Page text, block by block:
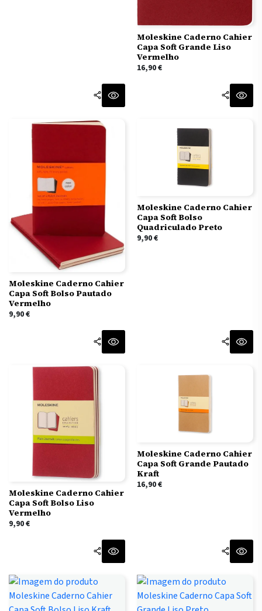
Moleskine Caderno Cahier
Capa Soft Grande Liso
Vermelho
16,90€
Moleskine Caderno Cahier
Capa Soft Bolso Pautado
Vermelho
9,90€
Moleskine Caderno Cahier
Capa Soft Bolso
Quadriculado Preto
9,90€
Moleskine Caderno Cahier
Capa Soft Bolso Liso
Vermelho
9,90€
Moleskine Caderno Cahier
Capa Soft Grande Pautado
Kraft
16,90€